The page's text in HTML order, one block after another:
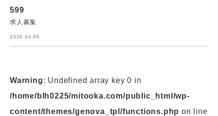
599
求人募集
2024.04.06
Warning: Undefined array key 0 in
/home/blh0225/mitooka.com/public_html/wp-
content/themes/genova_tpl/functions.php on line